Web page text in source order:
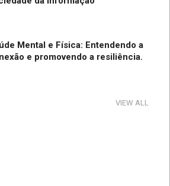
Mental e Física: Entendendo a
e promovendo a resiliência.
e Direito na Sociedade da
VIEW ALL